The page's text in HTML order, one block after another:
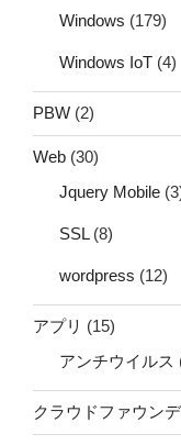
Windows (179)
Windows IoT (4)
PBW (2)
Web (30)
Jquery Mobile
SSL(8)
wordpress (12)
アプリ (15)
アンチウイルス
クラウドファウン